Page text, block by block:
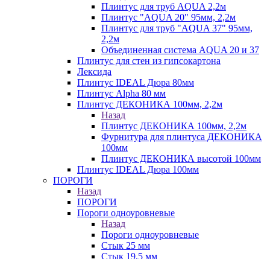
Плинтус для труб AQUA 2,2м
Плинтус "AQUA 20" 95мм, 2,2м
Плинтус для труб "AQUA 37" 95мм,
2,2м
Объединенная система AQUA 20 и 37
Плинтус для стен из гипсокартона
Лексида
Плинтус IDEAL Дюра 80мм
Плинтус Alpha 80 мм
Плинтус ДЕКОНИКА 100мм, 2,2м
Назад
Плинтус ДЕКОНИКА 100мм, 2,2м
Фурнитура для плинтуса ДЕКОНИКА
100мм
Плинтус ДЕКОНИКА высотой 100мм
Плинтус IDEAL Дюра 100мм
ПОРОГИ
Назад
ПОРОГИ
Пороги одноуровневые
Назад
Пороги одноуровневые
Стык 25 мм
Стык 19,5 мм